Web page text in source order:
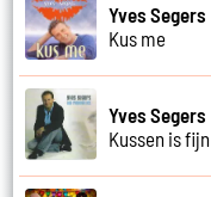
Yves Segers
Kus me
Yves Segers
Kussen is fijn